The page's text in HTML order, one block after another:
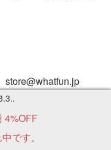
4%OFF
です。
store@whatfun.jp
営しておりますので